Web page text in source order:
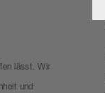
lässt. Wir
und